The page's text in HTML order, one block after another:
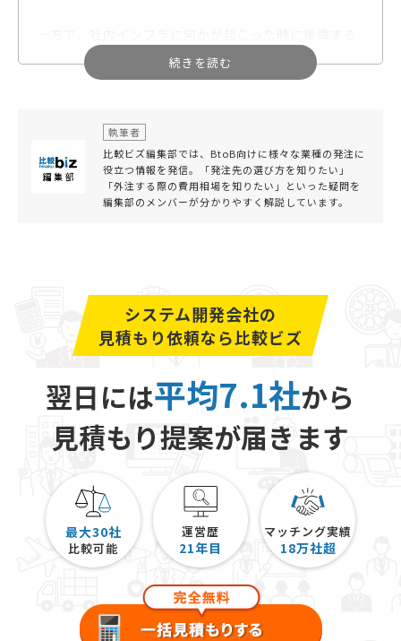
度合いも、実はかなり高いのです。
私たちにとって、社内・情報のインフラを遮断された
時には、皆さんが思っている以上に仕事ができなくな
り、また、そこから派生する損失は甚大になります。
執筆者
比較ビズ編集部では、BtoB向けに様々な業種の発注に
役立つ情報を発信。「発注先の選び方を知りたい」
「外注する際の費用相場を知りたい」といった疑問を
編集部のメンバーが分かりやすく解説しています。
システム開発会社の
見積もり依頼なら比較ビズ
翌日には平均7.1社から
見積もり提案が届きます
最大30社
比較可能
運営歴
21年目
マッチング実績
18万社超